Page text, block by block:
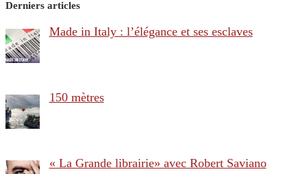
Derniers articles
Made in Italy : l’élégance et ses esclaves
150 mètres
« La Grande librairie» avec Robert Saviano